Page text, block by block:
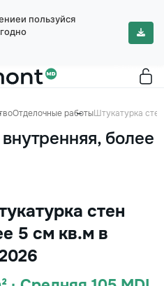
пользуйся
Отделочные работыШтукатурка
более
стен
5 см кв.м в